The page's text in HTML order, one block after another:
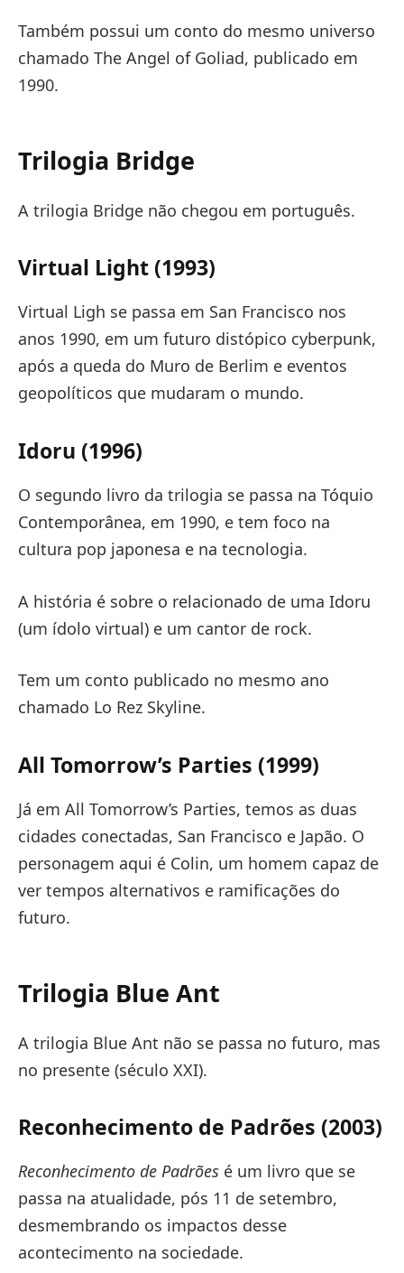
Também possui um conto do mesmo universo
chamado The Angel of Goliad, publicado em
1990.
Trilogia Bridge
A trilogia Bridge não chegou em português.
Virtual Light (1993)
Virtual Ligh se passa em San Francisco nos
anos 1990, em um futuro distópico cyberpunk,
após a queda do Muro de Berlim e eventos
geopolíticos que mudaram o mundo.
Idoru (1996)
O segundo livro da trilogia se passa na Tóquio
Contemporânea, em 1990, e tem foco na
cultura pop japonesa e na tecnologia.
A história é sobre o relacionado de uma Idoru
(um ídolo virtual) e um cantor de rock.
Tem um conto publicado no mesmo ano
chamado Lo Rez Skyline.
All Tomorrow’s Parties (1999)
Já em All Tomorrow’s Parties, temos as duas
cidades conectadas, San Francisco e Japão. O
personagem aqui é Colin, um homem capaz de
ver tempos alternativos e ramificações do
futuro.
Trilogia Blue Ant
A trilogia Blue Ant não se passa no futuro, mas
no presente (século XXI).
Reconhecimento de Padrões (2003)
Reconhecimento de Padrões é um livro que se
passa na atualidade, pós 11 de setembro,
desmembrando os impactos desse
acontecimento na sociedade.